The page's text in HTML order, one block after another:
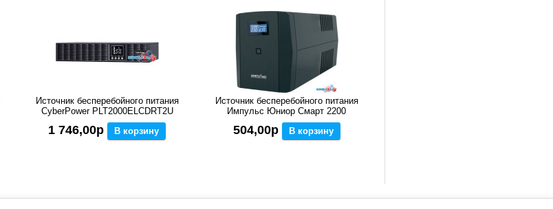
Источник бесперебойного питания
CyberPower PLT2000ELCDRT2U
1 746,00р В корзину
Источник бесперебойного питания
Импульс Юниор Смарт 2200
504,00р В корзину